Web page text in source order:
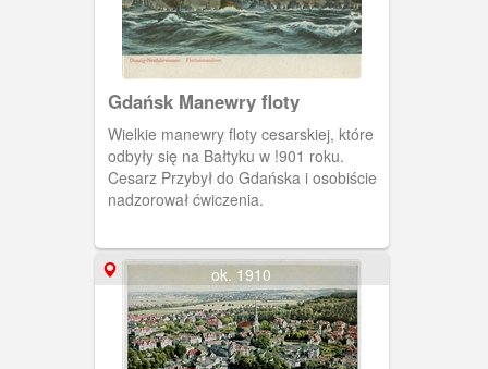
Gdańsk Manewry floty
Wielkie manewry floty cesarskiej, które
odbyły się na Bałtyku w !901 roku.
Cesarz Przybył do Gdańska i osobiście
nadzorował ćwiczenia.
ok. 1910